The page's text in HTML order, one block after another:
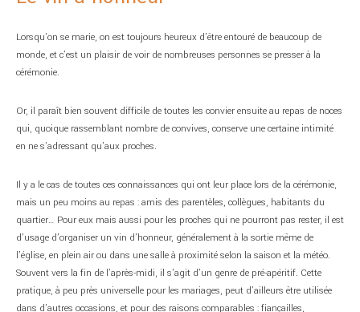
Lorsqu’on se marie, on est toujours heureux d’être entouré de beaucoup de
monde, et c’est un plaisir de voir de nombreuses personnes se presser à la
cérémonie.
Or, il paraît bien souvent difficile de toutes les convier ensuite au repas de noces
qui, quoique rassemblant nombre de convives, conserve une certaine intimité
en ne s’adressant qu’aux proches.
Il y a le cas de toutes ces connaissances qui ont leur place lors de la cérémonie,
mais un peu moins au repas : amis des parentèles, collègues, habitants du
quartier… Pour eux mais aussi pour les proches qui ne pourront pas rester, il est
d’usage d’organiser un vin d’honneur, généralement à la sortie même de
l’église, en plein air ou dans une salle à proximité selon la saison et la météo.
Souvent vers la fin de l’après-midi, il s’agit d’un genre de pré-apéritif. Cette
pratique, à peu près universelle pour les mariages, peut d’ailleurs être utilisée
dans d’autres occasions, et pour des raisons comparables : fiançailles,